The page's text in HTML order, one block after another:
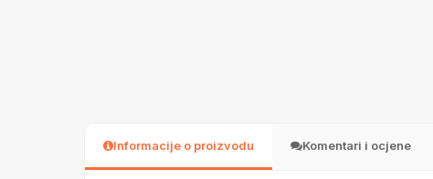
Informacije o proizvodu Komentari i ocjene